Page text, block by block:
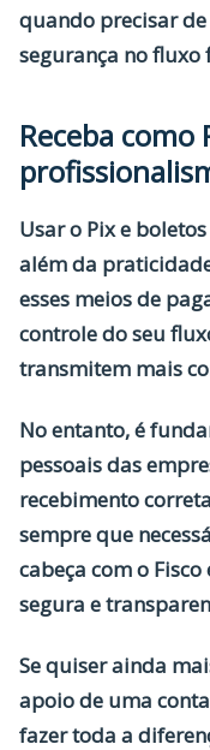
quando precisar
segurança no fluxo
Receba como
Usar o Pix e
além da
esses meios de
controle do seu
transmitem mais
No entanto, é
pessoais das
recebimento
sempre que
cabeça com o
segura e
Se quiser ainda
apoio de uma
fazer toda a